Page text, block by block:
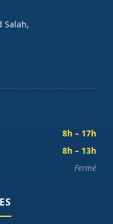
Salah,
8h – 17h
8h – 13h
Fermé